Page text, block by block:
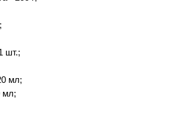
шт.;
мл;
мл;